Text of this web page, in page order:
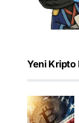
Yeni Kripto